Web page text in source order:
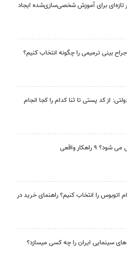
تازه‌ای برای آموزش شخصی‌سازی‌شده ایجاد
بینی ترمیمی را چگونه انتخاب کنیم؟
از کد پستی تا ثنا کدام را کجا انجام
راهکار واقعی
اتوبوس را انتخاب کنیم؟ راهنمای خرید در
سینمایی ایران را چه کسی میسازد؟